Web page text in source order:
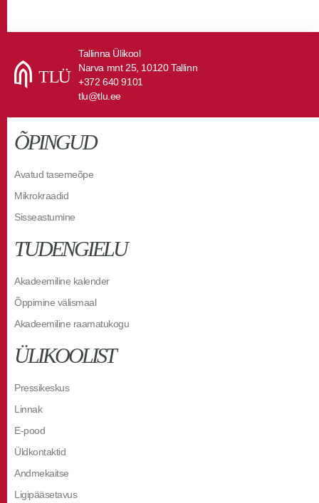
Tallinna Ülikool
Narva mnt 25, 10120 Tallinn
+372 640 9101
tlu@tlu.ee
ÕPINGUD
Avatud tasemeõpe
Mikrokraadid
Sisseastumine
TUDENGIELU
Akadeemiline kalender
Õppimine välismaal
Akadeemiline raamatukogu
ÜLIKOOLIST
Pressikeskus
Linnak
E-pood
Üldkontaktid
Andmekaitse
Ligipääsetavus